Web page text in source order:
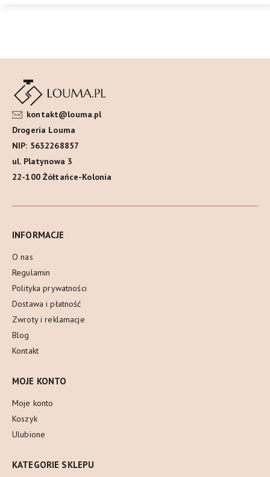
kontakt@louma.pl
Drogeria Louma
NIP: 5632268857
ul. Platynowa 3
22-100 Żółtańce-Kolonia
INFORMACJE
O nas
Regulamin
Polityka prywatności
Dostawa i płatność
Zwroty i reklamacje
Blog
Kontakt
MOJE KONTO
Moje konto
Koszyk
Ulubione
KATEGORIE SKLEPU